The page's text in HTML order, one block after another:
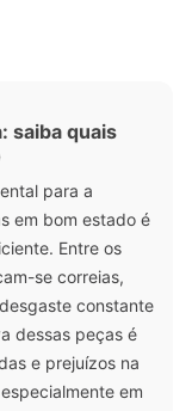
saiba quais
para a
em bom estado é
Entre os
se correias,
constante
dessas peças é
e prejuízos na
em